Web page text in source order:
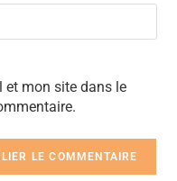
et mon site dans le